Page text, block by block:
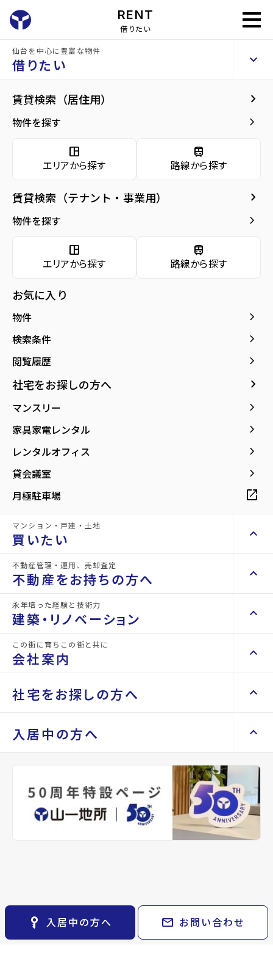
RENT
借りたい
仙台を中心に豊富な物件
借りたい keyboard_arrow_up
賃貸検索（居住用） keyboard_arrow_right
物件を探す keyboard_arrow_right
space_dashboard
エリアから探す
train
路線から探す
賃貸検索（テナント・事業用） keyboard_arrow_right
物件を探す keyboard_arrow_right
space_dashboard
エリアから探す
train
路線から探す
お気に入り
物件 keyboard_arrow_right
検索条件 keyboard_arrow_right
閲覧履歴 keyboard_arrow_right
社宅をお探しの方へ keyboard_arrow_right
マンスリー keyboard_arrow_right
家具家電レンタル keyboard_arrow_right
レンタルオフィス keyboard_arrow_right
貸会議室 keyboard_arrow_right
月極駐車場 open_in_new
マンション・戸建・土地
買いたい keyboard_arrow_up
不動産を買いたい方へ keyboard_arrow_right
space_dashboard
エリアから探す
space_dashboard
土地を探す
エリアから探す
train
路線から探す
事業用・投資用を探す keyboard_arrow_right
検索条件
閲覧履歴 keyboard_arrow_right
不動産管理・運用、売却査定
不動産をお持ちの方へ keyboard_arrow_up
不動産をお持ちの方へ keyboard_arrow_right
山一地所の賃貸管理
不動産を貸すまでの流れ
空き家サポートサービス
不動産を売却したい keyboard_arrow_right
相続相談をしたい keyboard_arrow_right
不動産に投資したい keyboard_arrow_right
永年培った経験と技術力
建築・リノベーション keyboard_arrow_up
建築・リノベーション keyboard_arrow_right
Renotta（リノッタ） keyboard_arrow_right
この街に育ちこの街と共に
会社案内 keyboard_arrow_up
会社案内 keyboard_arrow_right
会社概要・沿革 keyboard_arrow_right
keyboard_arrow_right
パーパス keyboard_arrow_right
CM紹介
社宅をお探しの方へ keyboard_arrow_up
社宅をお探しの方へ keyboard_arrow_right
keyboard_arrow_right
レンタルオフィス keyboard_arrow_right
貸会議室 keyboard_arrow_right
open_in_new
入居中の方へ keyboard_arrow_up
keyboard_arrow_right
退去される方へ keyboard_arrow_right
※準備中 住まいのしおり（PDF）
key_vertical 入居中の方へ mail お問い合わせ
賃貸マンション VIP仙台二日町
建物概要
現在募集中の物件arrow_forward
arrow_forward
地図・周辺環境 arrow_forward
VIP仙台二日町
ト)
アクセス
仙台市営バス バス停『県庁市役所前』から
徒歩2分
所在地
紹介動画